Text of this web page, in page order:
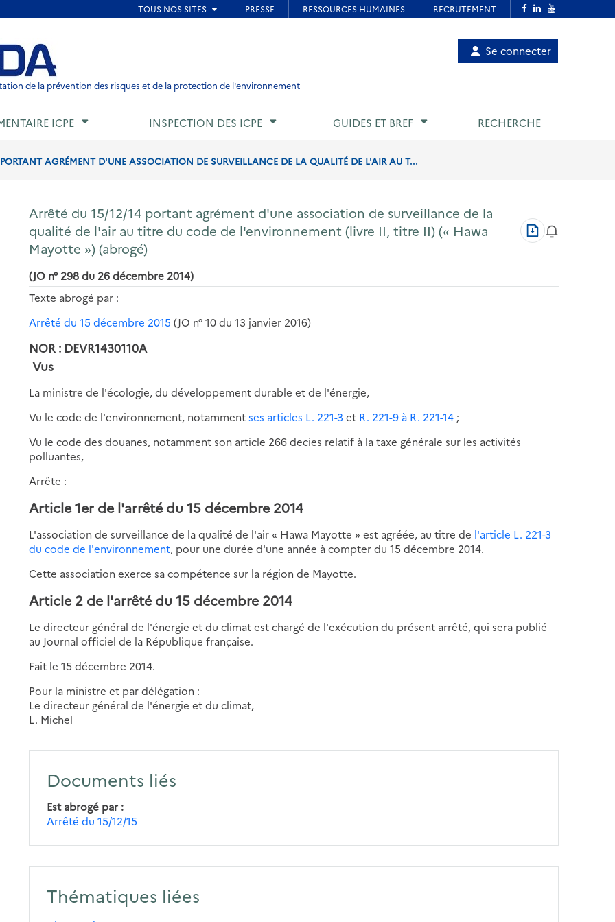
de page
de la prévention des risques et de la protection de l'environnement
Menu
utilisateur
Se connecter
ICPE INSPECTION DES ICPE GUIDES ET BREF RECHERCHE
AGRÉMENT D'UNE ASSOCIATION DE SURVEILLANCE DE LA QUALITÉ DE L'AIR AU T...
Arrêté du 15/12/14 portant agrément d'une association de surveillance de la
qualité de l'air au titre du code de l'environnement (livre II, titre II) (« Hawa
Mayotte ») (abrogé)
Télécharger
au
(JO n° 298 du 26 décembre 2014)
Texte abrogé par :
Arrêté du 15 décembre 2015 (JO n° 10 du 13 janvier 2016)
NOR : DEVR1430110A
Vus
La ministre de l'écologie, du développement durable et de l'énergie,
Vu le code de l'environnement, notammentses articles L. 221-3 et R. 221-9 à R. 221-14 ;
Vu le code des douanes, notamment son article 266 decies relatif à la taxe générale sur les activités
polluantes,
Arrête :
Article 1er de l'arrêté du 15 décembre 2014
L'association de surveillance de la qualité de l'air « Hawa Mayotte » est agréée, au titre de l'article L. 221-3
du code de l'environnement, pour une durée d'une année à compter du 15 décembre 2014.
Cette association exerce sa compétence sur la région de Mayotte.
Article 2 de l'arrêté du 15 décembre 2014
Le directeur général de l'énergie et du climat est chargé de l'exécution du présent arrêté, qui sera publié
au Journal officiel de la République française.
Fait le 15 décembre 2014.
Pour la ministre et par délégation :
Le directeur général de l'énergie et du climat,
L. Michel
Documents liés
Est abrogé par
Arrêté du 15/12/15
Thématiques liées